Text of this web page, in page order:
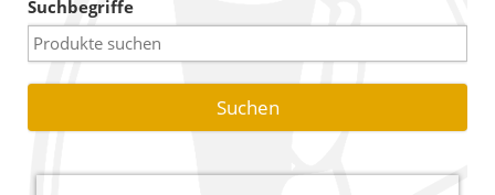
Warenkorb
Versandkosten
AGB
Suchbegriffe